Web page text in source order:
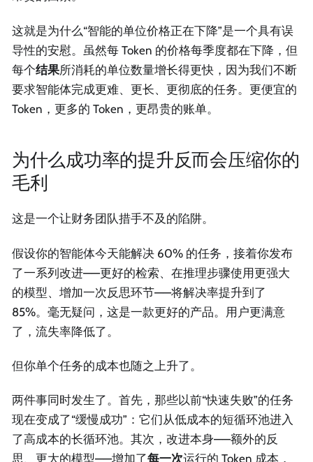
这就是为什么“智能的单位价格正在下降”是一个具有误
导性的安慰。虽然每 Token 的价格每季度都在下降，但
每个结果所消耗的单位数量增长得更快，因为我们不断
要求智能体完成更难、更长、更彻底的任务。更便宜的
Token，更多的 Token，更昂贵的账单。
为什么成功率的提升反而会压缩你的
毛利
这是一个让财务团队措手不及的陷阱。
假设你的智能体今天能解决 60% 的任务，接着你发布
了一系列改进——更好的检索、在推理步骤使用更强大
的模型、增加一次反思环节——将解决率提升到了
85%。毫无疑问，这是一款更好的产品。用户更满意
了，流失率降低了。
但你单个任务的成本也随之上升了。
两件事同时发生了。首先，那些以前“快速失败”的任务
现在变成了“缓慢成功”：它们从低成本的短循环池进入
了高成本的长循环池。其次，改进本身——额外的反
思、更大的模型——增加了每一次运行的 Token 成本，